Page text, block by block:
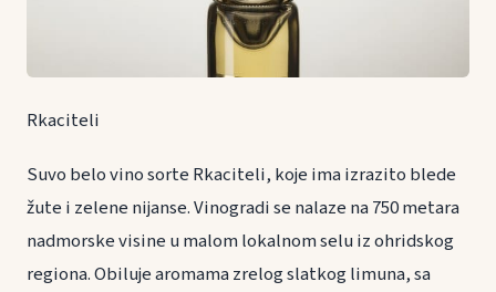
Rkaciteli
Suvo belo vino sorte Rkaciteli, koje ima izrazito blede
žute i zelene nijanse. Vinogradi se nalaze na 750 metara
nadmorske visine u malom lokalnom selu iz ohridskog
regiona. Obiluje aromama zrelog slatkog limuna, sa